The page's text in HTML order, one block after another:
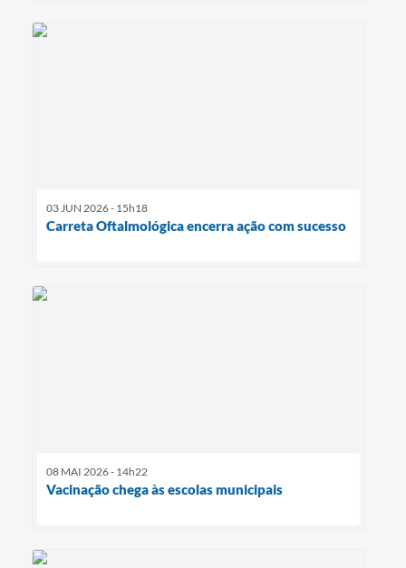
03 JUN 2026 - 15h18
Carreta Oftalmológica encerra ação com sucesso
08 MAI 2026 - 14h22
Vacinação chega às escolas municipais